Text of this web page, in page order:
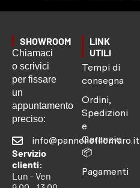
SHOWROOM
Chiamaci
o scrivici
per fissare
un
appuntamento
preciso:
info@pannellofilomuro.it
Servizio
clienti:
Lun - Ven
LINK
UTILI
Tempi di
consegna
Ordini,
Spedizioni
e
Garanzie
📦
Pagamenti